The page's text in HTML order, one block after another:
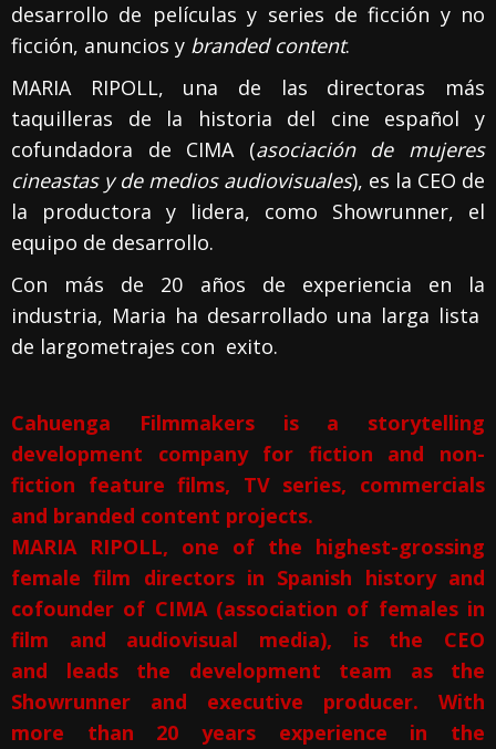
desarrollo de películas y series de ficción y no
ficción, anuncios y branded content.
MARIA RIPOLL, una de las directoras más
taquilleras de la historia del cine español y
cofundadora de CIMA (asociación de mujeres
cineastas y de medios audiovisuales), es la CEO de
la productora y lidera, como Showrunner, el
equipo de desarrollo.
Con más de 20 años de experiencia en la
industria, Maria ha desarrollado una larga lista
de largometrajes con exito.
Cahuenga Filmmakers is a storytelling
development company for fiction and non-
fiction feature films, TV series, commercials
and branded content projects.
MARIA RIPOLL, one of the highest-grossing
female film directors in Spanish history and
cofounder of CIMA (association of females in
film and audiovisual media), is the CEO
and leads the development team as the
Showrunner and executive producer. With
more than 20 years experience in the